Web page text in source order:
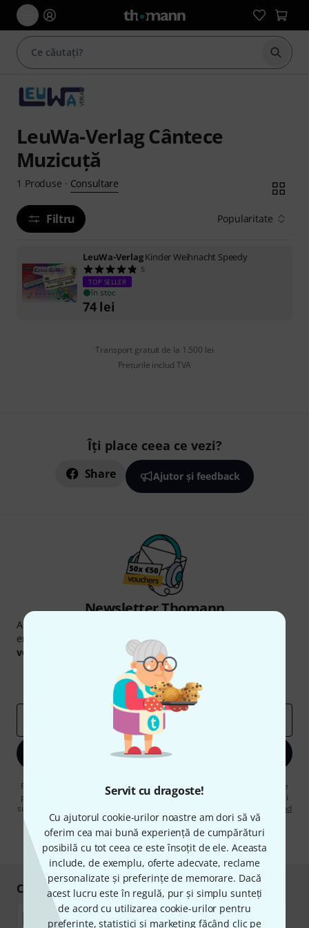
Servit cu dragoste!
Cu ajutorul cookie-urilor noastre am dori să vă
oferim cea mai bună experiență de cumpărături
posibilă cu tot ceea ce este însoțit de ele. Aceasta
include, de exemplu, oferte adecvate, reclame
personalizate și preferințe de memorare. Dacă
acest lucru este în regulă, pur și simplu sunteți
de acord cu utilizarea cookie-urilor pentru
preferințe, statistici și marketing făcând clic pe
LeuWa-Verlag Cântece
Muzicuță
1 Produse · Consultare
Filtru Popularitate
LeuWa-VerlagKinder Weihnacht Speedy
5
TOP SELLER
în stoc
74 lei
Transport gratuit de la 1.500 lei
Preturile includ TVA
Îți place ceea ce vezi?
Share Ajutor și feedback
Newsletter Thomann
Abonați-vă la buletinul informativ Thomann în limba
engleză și, cu puțin noroc, puteți câștiga unul dintre
voucherele
în valoare de
fiecare!
Contribuții inspiraționale
Perspectivele Thomann
Înscrie-te acum
Făcând clic pe „Înscrie-te acum”, sunteți de acord să primiți publicitate
prin e-mail. Vă puteți dezabona în orice moment. Puteți găsi informații
suplimentare despre buletinul informativ în
regulamentul nostru privind
protecția datelor.
* Necesar
Cumpărați și plătiți în siguranță